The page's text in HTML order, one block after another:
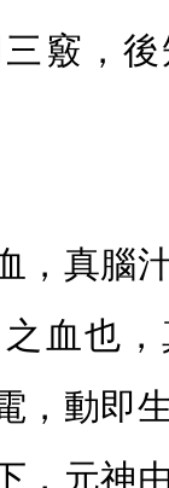
竅，
，真腦
血也
，動即
，元神